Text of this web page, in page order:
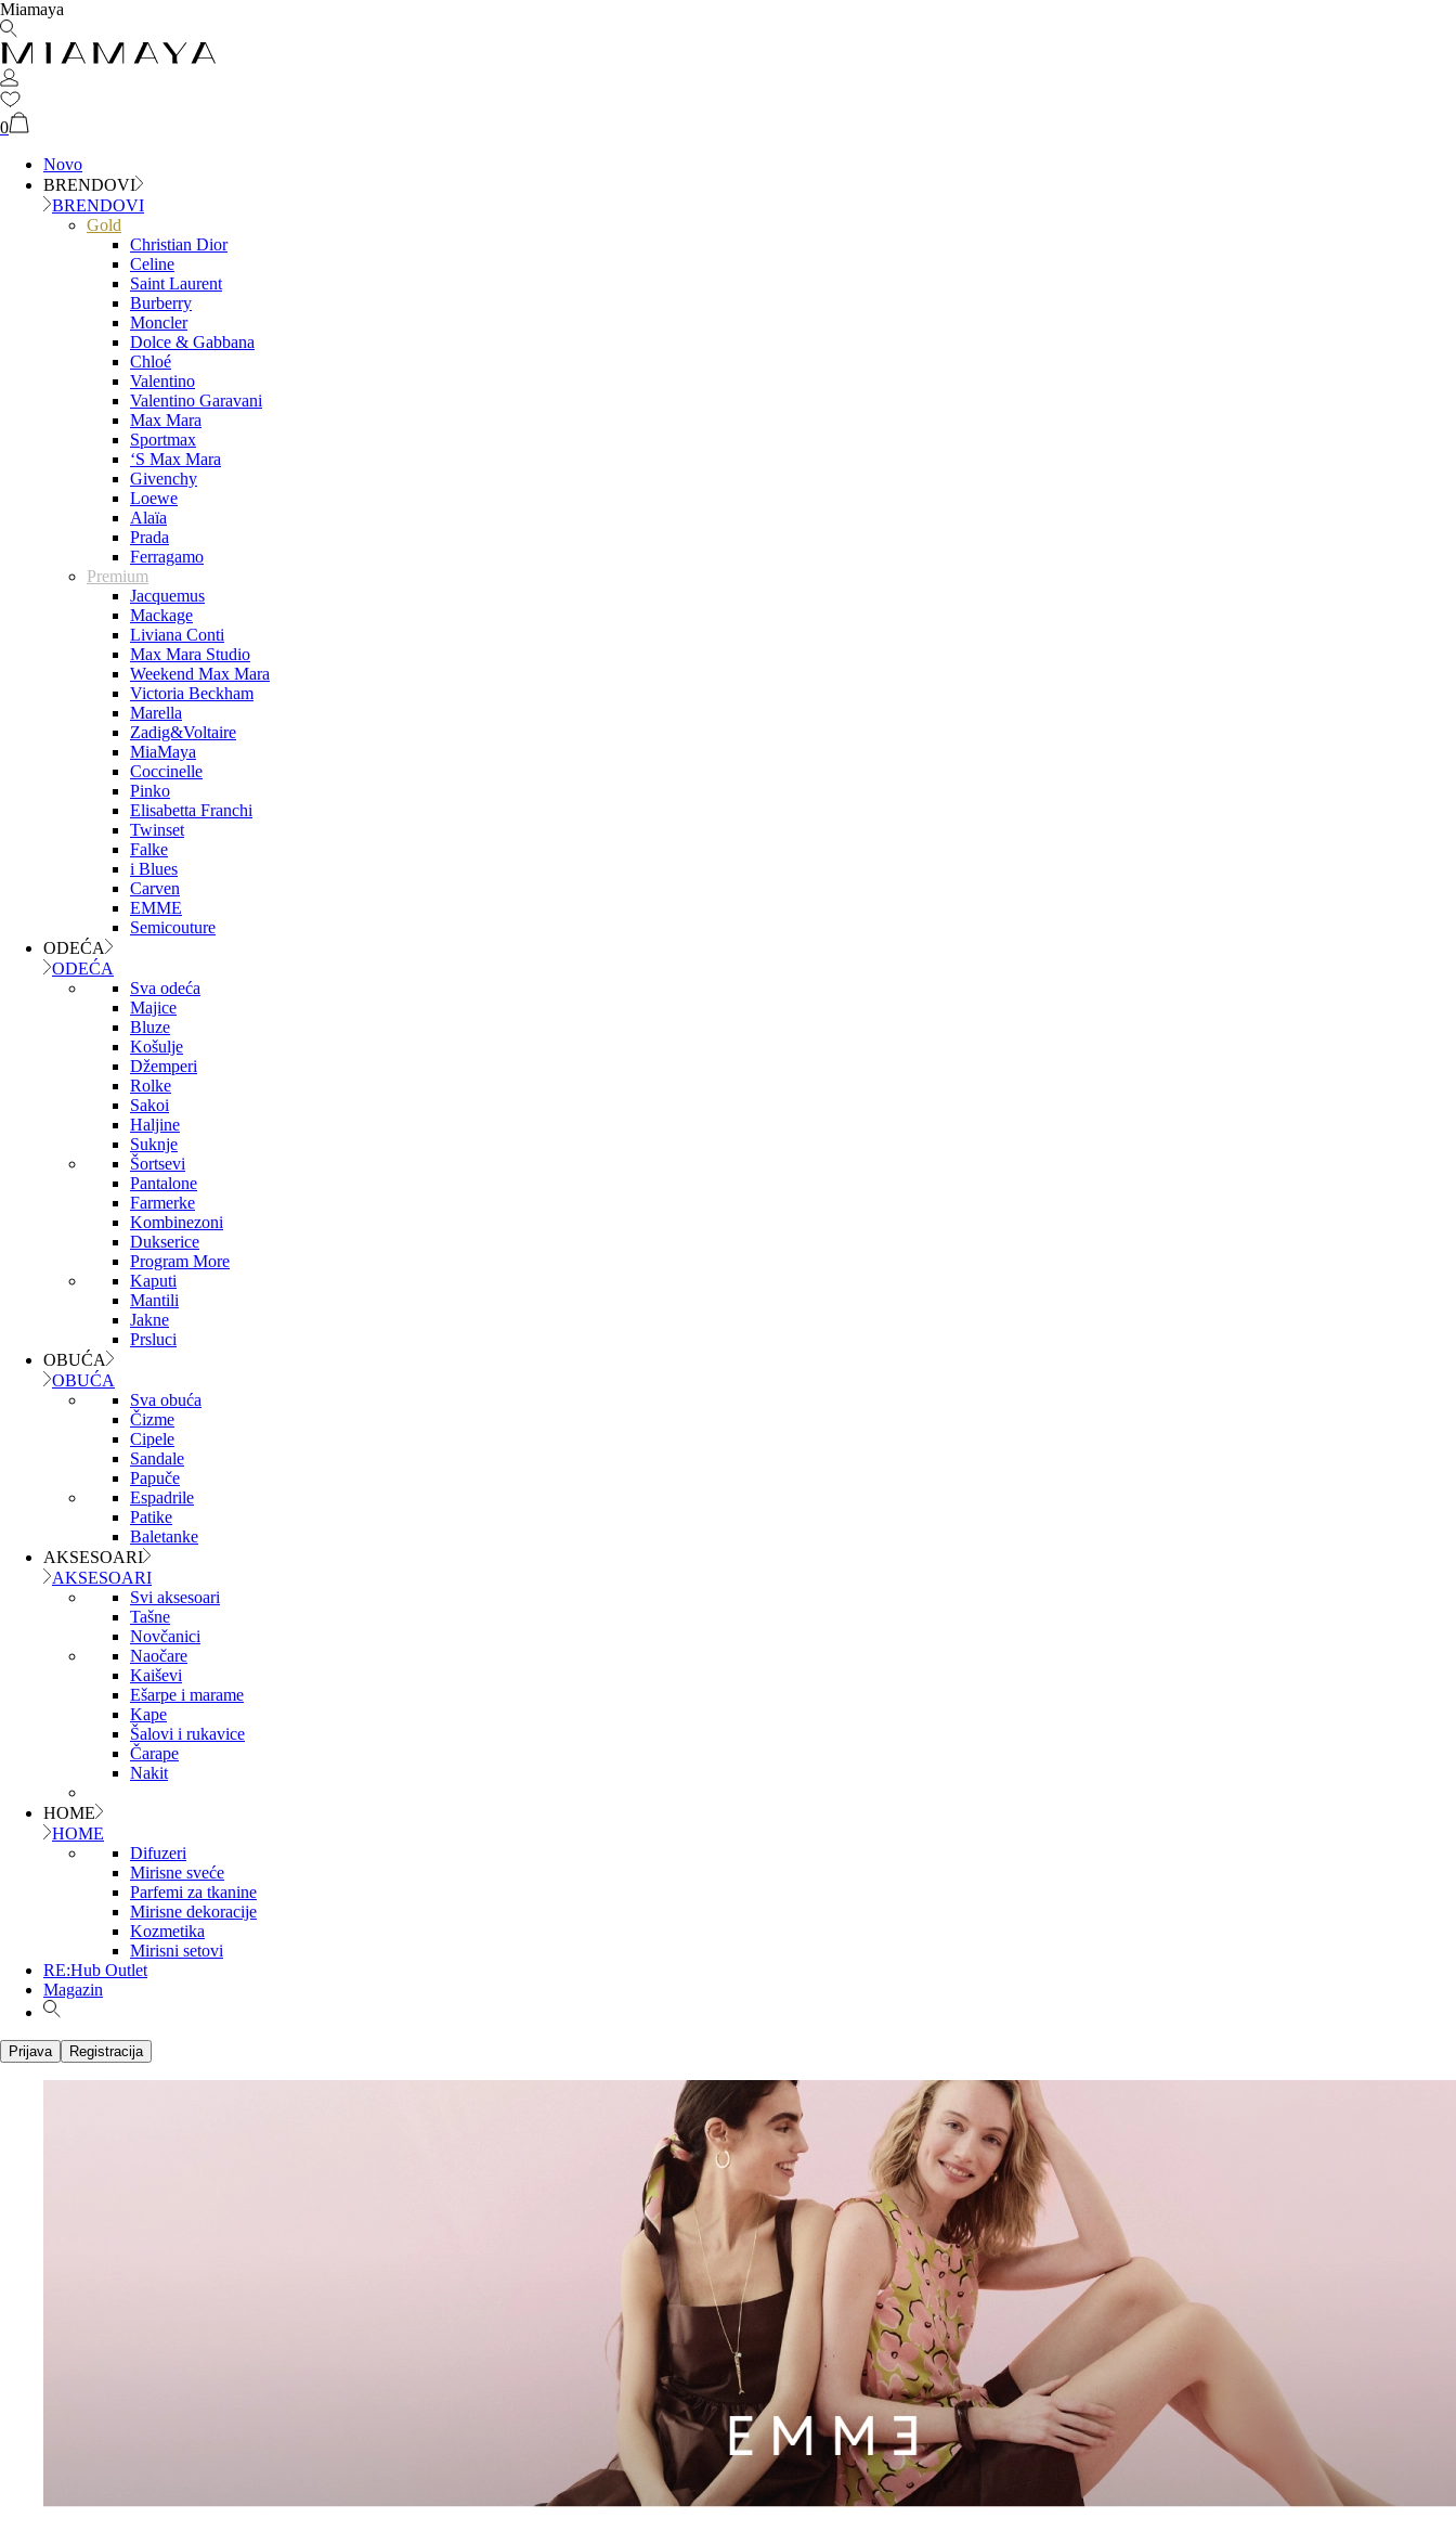
Miamaya
0
Novo
BRENDOVI
BRENDOVI
Gold
Christian Dior
Celine
Saint Laurent
Burberry
Moncler
Dolce & Gabbana
Chloé
Valentino
Valentino Garavani
Max Mara
Sportmax
‘S Max Mara
Givenchy
Loewe
Alaïa
Prada
Ferragamo
Premium
Jacquemus
Mackage
Liviana Conti
Max Mara Studio
Weekend Max Mara
Victoria Beckham
Marella
Zadig&Voltaire
MiaMaya
Coccinelle
Pinko
Elisabetta Franchi
Twinset
Falke
i Blues
Carven
EMME
Semicouture
ODEĆA
ODEĆA
Sva odeća
Majice
Bluze
Košulje
Džemperi
Rolke
Sakoi
Haljine
Suknje
Šortsevi
Pantalone
Farmerke
Kombinezoni
Dukserice
Program More
Kaputi
Mantili
Jakne
Prsluci
OBUĆA
OBUĆA
Sva obuća
Čizme
Cipele
Sandale
Papuče
Espadrile
Patike
Baletanke
AKSESOARI
AKSESOARI
Svi aksesoari
Tašne
Novčanici
Naočare
Kaiševi
Ešarpe i marame
Kape
Šalovi i rukavice
Čarape
Nakit
HOME
HOME
Difuzeri
Mirisne sveće
Parfemi za tkanine
Mirisne dekoracije
Kozmetika
Mirisni setovi
RE:Hub Outlet
Magazin
Prijava Registracija